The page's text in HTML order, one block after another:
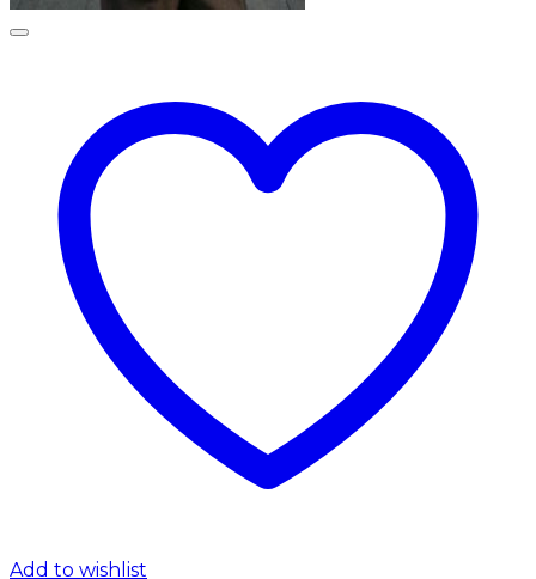
Add to wishlist